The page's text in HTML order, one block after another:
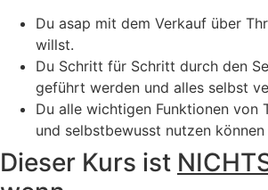
Du asap mit dem Verkauf über
willst.
Du Schritt für Schritt durch den
geführt werden und alles selbst
Du alle wichtigen Funktionen von
und selbstbewusst nutzen
Dieser Kurs ist